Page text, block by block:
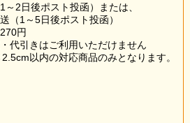
～2日後ポスト投函）または、
（1～5日後ポスト投函）
円
代引きはご利用いただけません
以内の対応商品のみとなります。